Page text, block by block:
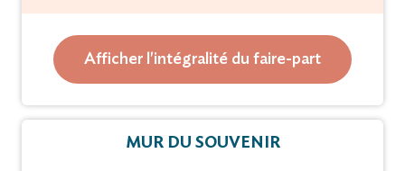
ses petits-enfants,
toute la famille et ses amis
ont le regret de vous faire part du décès de
Afficher l'intégralité du faire-part
MUR DU SOUVENIR